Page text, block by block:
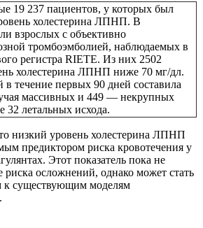
19 237 пациентов, у которых был
холестерина ЛПНП. В
взрослых с объективно
тромбоэмболией, наблюдаемых в
регистра RIETE. Из них 2502
холестерина ЛПНП ниже 70 мг/дл.
в течение первых 90 дней составила
массивных и 449 — некрупных
32 летальных исхода.
низкий уровень холестерина ЛПНП
предиктором риска кровотечения у
Этот показатель пока не
риска осложнений, однако может стать
существующим моделям